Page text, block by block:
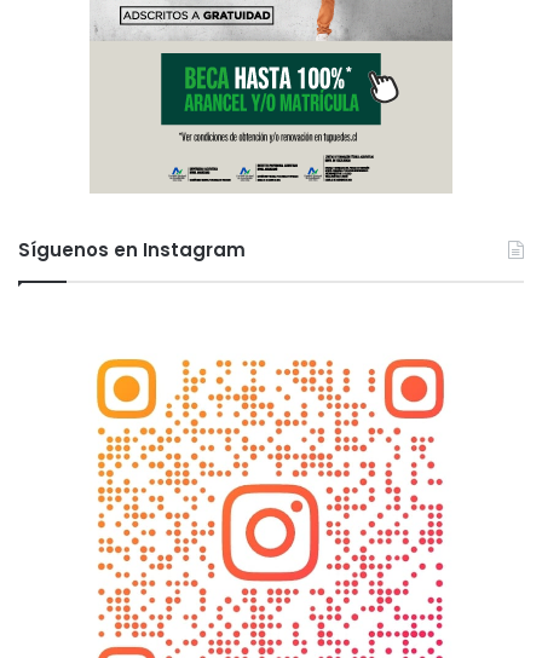
Síguenos en Instagram